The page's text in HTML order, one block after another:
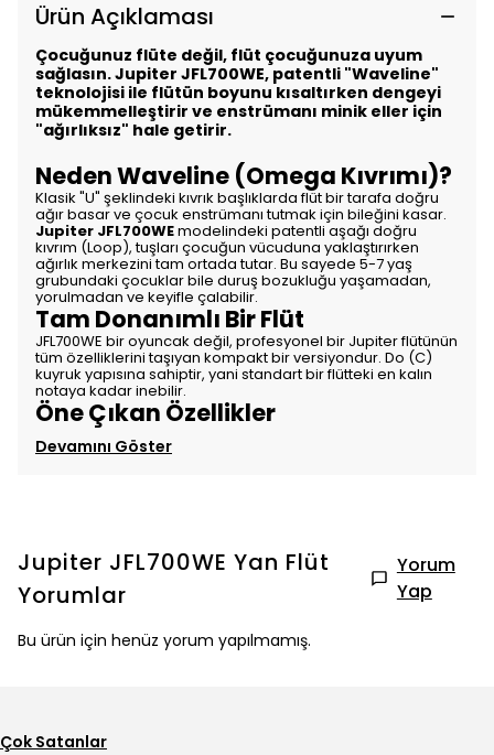
Ürün Açıklaması
Çocuğunuz flüte değil, flüt çocuğunuza uyum
sağlasın. Jupiter JFL700WE, patentli "Waveline"
teknolojisi ile flütün boyunu kısaltırken dengeyi
mükemmelleştirir ve enstrümanı minik eller için
"ağırlıksız" hale getirir.
Neden Waveline (Omega Kıvrımı)?
Klasik "U" şeklindeki kıvrık başlıklarda flüt bir tarafa doğru
ağır basar ve çocuk enstrümanı tutmak için bileğini kasar.
Jupiter JFL700WEmodelindeki patentli aşağı doğru
kıvrım (Loop), tuşları çocuğun vücuduna yaklaştırırken
ağırlık merkezini tam ortada tutar. Bu sayede 5-7 yaş
grubundaki çocuklar bile duruş bozukluğu yaşamadan,
yorulmadan ve keyifle çalabilir.
Tam Donanımlı Bir Flüt
JFL700WE bir oyuncak değil, profesyonel bir Jupiter flütünün
tüm özelliklerini taşıyan kompakt bir versiyondur. Do (C)
kuyruk yapısına sahiptir, yani standart bir flütteki en kalın
notaya kadar inebilir.
Öne Çıkan Özellikler
Devamını Göster
Jupiter JFL700WE Yan Flüt
Yorumlar
Yorum
Yap
Bu ürün için henüz yorum yapılmamış.
Çok Satanlar